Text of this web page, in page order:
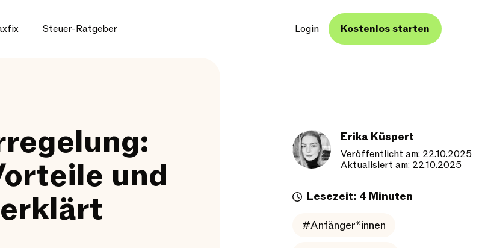
Steuer-Ratgeber Login Kostenlos starten
Erika Küspert
Veröffentlicht am: 22.10.2025
Aktualisiert am: 22.10.2025
Lesezeit: 4 Minuten
#Anfänger*innen
und